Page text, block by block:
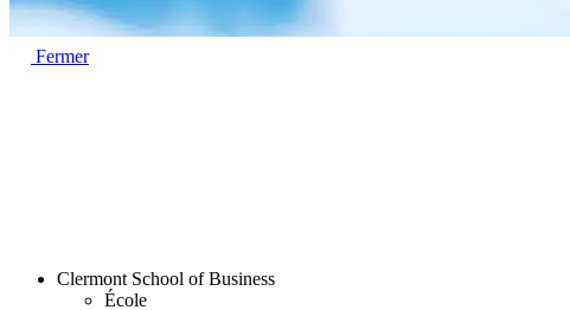
Fermer
Clermont School of Business
École